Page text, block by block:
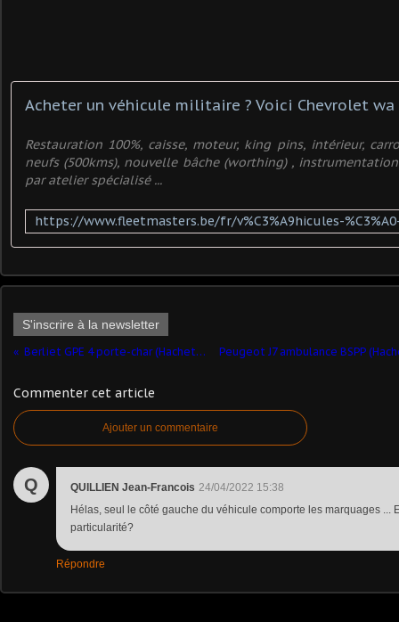
Acheter un véhicule militaire ? Voici Chevrolet wa
Restauration 100%, caisse, moteur, king pins, intérieur,
neufs (500kms), nouvelle bâche (worthing) ,
par atelier spécialisé ...
S'inscrire à la newsletter
Berliet GPE 4 porte-char (Hachette - 1/48) ​
Commenter cet article
Ajouter un commentaire
Q QUILLIEN Jean-Francois 24/04/2022 15:38
Hélas, seul le côté gauche du véhicule comporte les marquages ...
particularité?
Répondre